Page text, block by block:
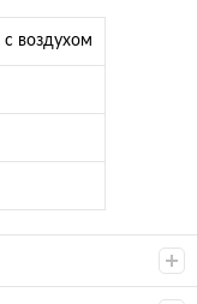
с воздухом